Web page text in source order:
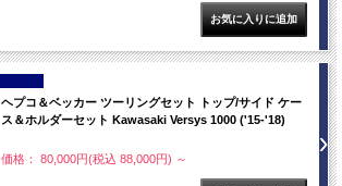
ヘプコ＆ベッカー ツーリングセット トップ/サイド ケー
ス＆ホルダーセット Kawasaki Versys 1000 ('15-'18)
価格： 80,000円(税込 88,000円) ～